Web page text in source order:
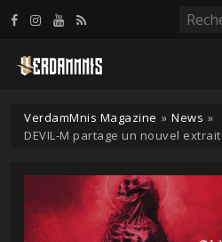
VerdamMnis Magazine » News »
DEVIL-M partage un nouvel
Panneau de gestion des cookies